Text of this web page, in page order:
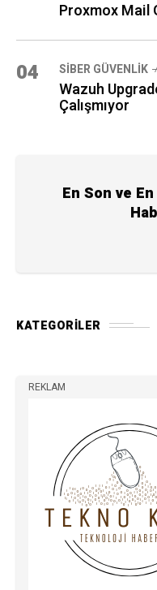
Proxmox Mail
04 SIBER GÜVENLIK
Wazuh
Çalışmıyor
En Son ve
KATEGORILER
REKLAM